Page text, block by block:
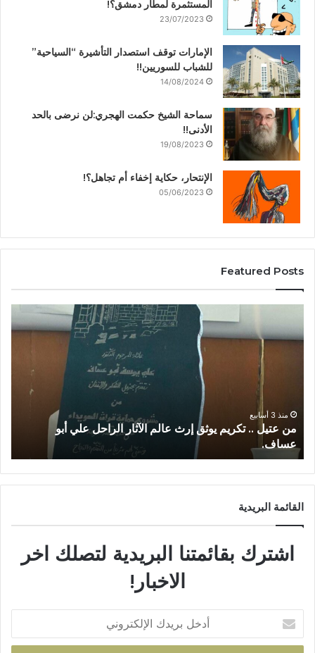
المستثمرة لمطار دمشق؟!
23/07/2023
الإمارات توقف استصدار التأشيرة “السياحية”
للشباب للسوريين!!
14/08/2024
سماحة الشيخ حكمت الهجري:لن نرضى بالحد
الأدنى!!
19/08/2023
الإنتحار، حكاية إخفاء أم تجاهل؟!
05/06/2023
Featured Posts
27/06/2026
الملاذ الرقمي…جغرافيا العتمة واقتصاد النجاة في السويداء.
القائمة البريدية
اشترك بقائمتنا البريدية لتصلك اخر
الاخبار!